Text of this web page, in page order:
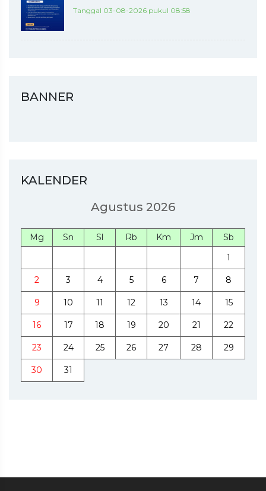
Tanggal 03-08-2026 pukul 08:58
BANNER
KALENDER
Agustus 2026
Mg Sn Sl Rb Km Jm
Sb
1
2 3 4 5 6 7 8
9 10 11 12 13 14 15
16 17 18 19 20 21 22
23 24 25 26 27 28 29
30 31